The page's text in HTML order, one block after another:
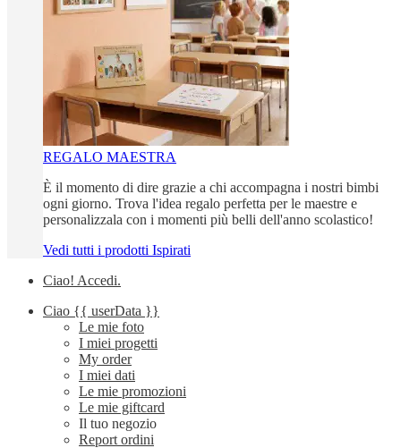
REGALO MAESTRA
È il momento di dire grazie a chi accompagna i nostri bimbi
ogni giorno. Trova l'idea regalo perfetta per le maestre e
personalizzala con i momenti più belli dell'anno scolastico!
Vedi tutti i prodotti Ispirati
Ciao! Accedi.
Ciao {{ userData }}
Le mie foto
I miei progetti
My order
I miei dati
Le mie promozioni
Le mie giftcard
Il tuo negozio
Report ordini